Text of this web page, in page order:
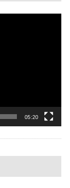
05:20